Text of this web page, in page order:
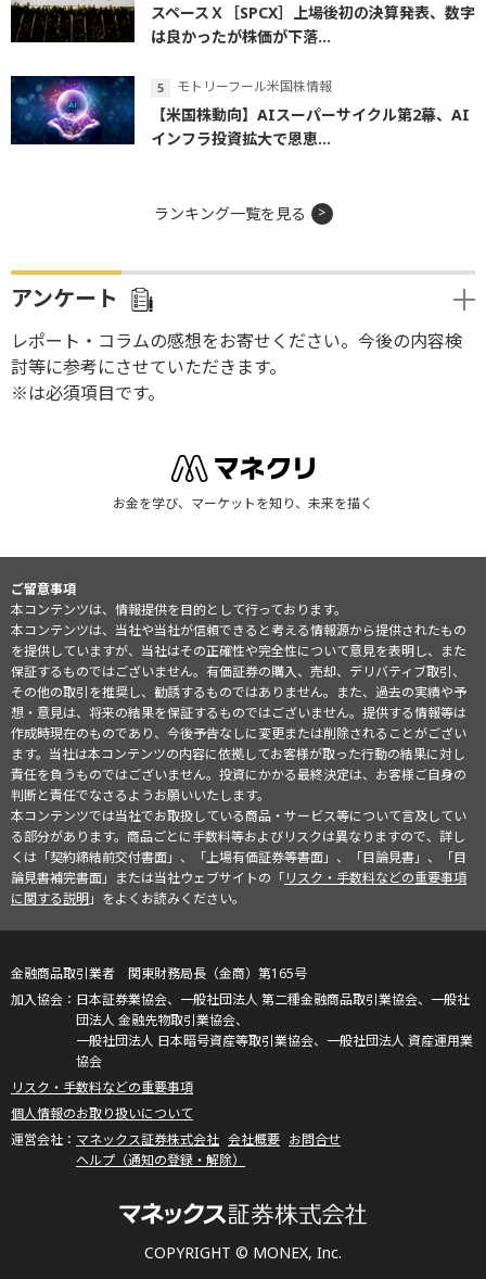
スペースＸ［SPCX］上場後初の決算発表、数字
は良かったが株価が下落...
モトリーフール米国株情報
【米国株動向】AIスーパーサイクル第2幕、AI
インフラ投資拡大で恩恵...
ランキング一覧を見る
アンケート
レポート・コラムの感想をお寄せください。今後の内容検
討等に参考にさせていただきます。
※は必須項目です。
お金を学び、マーケットを知り、未来を描く
ご留意事項
本コンテンツは、情報提供を目的として行っております。
本コンテンツは、当社や当社が信頼できると考える情報源から提供されたもの
を提供していますが、当社はその正確性や完全性について意見を表明し、また
保証するものではございません。有価証券の購入、売却、デリバティブ取引、
その他の取引を推奨し、勧誘するものではありません。また、過去の実績や予
想・意見は、将来の結果を保証するものではございません。提供する情報等は
作成時現在のものであり、今後予告なしに変更または削除されることがござい
ます。当社は本コンテンツの内容に依拠してお客様が取った行動の結果に対し
責任を負うものではございません。投資にかかる最終決定は、お客様ご自身の
判断と責任でなさるようお願いいたします。
本コンテンツでは当社でお取扱している商品・サービス等について言及してい
る部分があります。商品ごとに手数料等およびリスクは異なりますので、詳し
くは「契約締結前交付書面」、「上場有価証券等書面」、「目論見書」、「目
論見書補完書面」または当社ウェブサイトの「リスク・手数料などの重要事項
に関する説明」をよくお読みください。
COPYRIGHT © MONEX, Inc.
金融商品取引業者 関東財務局長（金商）第165号
日本証券業協会、一般社団法人 第二種金融商品取引業協会、一般社
団法人 金融先物取引業協会、
一般社団法人 日本暗号資産等取引業協会、一般社団法人 資産運用業
協会
リスク・手数料などの重要事項
個人情報のお取り扱いについて
マネックス証券株式会社 会社概要 お問合せ
ヘルプ（通知の登録・解除）